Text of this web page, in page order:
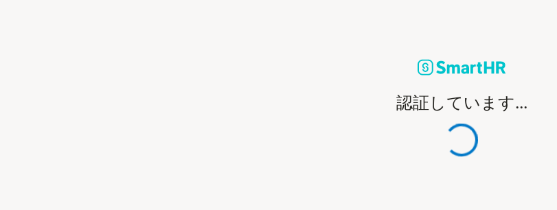
認証しています...
処理中